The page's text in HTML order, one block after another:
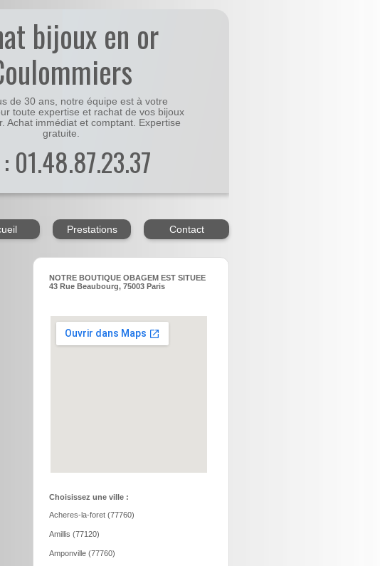
bijoux en or
de 30 ans, notre équipe est à votre
toute expertise et rachat de vos bijoux
Achat immédiat et comptant. Expertise
gratuite.
01.48.87.23.37
Prestations Contact
NOTRE BOUTIQUE OBAGEM EST SITUEE
43 Rue Beaubourg, 75003 Paris
Choisissez une ville :
Acheres-la-foret (77760)
Amillis (77120)
Amponville (77760)